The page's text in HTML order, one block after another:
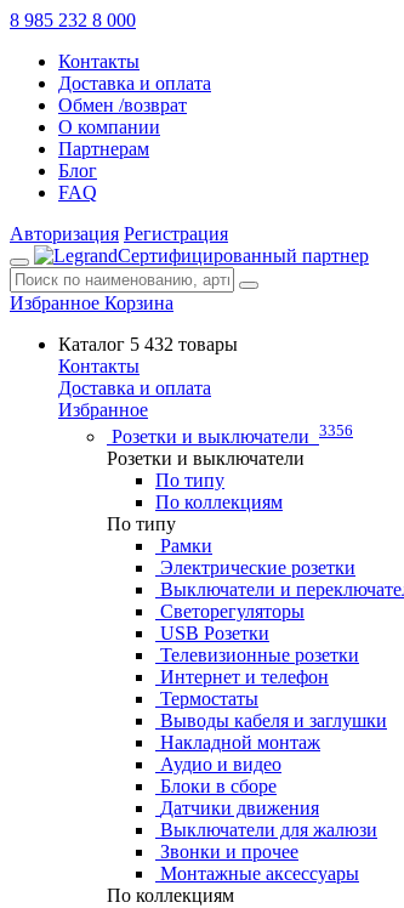
8 985 232 8 000
Контакты
Доставка и оплата
Обмен /возврат
О компании
Партнерам
Блог
FAQ
Авторизация Регистрация
Сертифицированный партнер
Избранное Корзина
Каталог 5 432 товары
Контакты
Доставка и оплата
Избранное
Розетки и выключатели 3356
Розетки и выключатели
По типу
По коллекциям
По типу
Рамки
Электрические розетки
Выключатели и
Светорегуляторы
USB Розетки
Телевизионные розетки
Интернет и телефон
Термостаты
Выводы кабеля и заглушки
Накладной монтаж
Аудио и видео
Блоки в сборе
Датчики движения
Выключатели для жалюзи
Звонки и прочее
Монтажные аксессуары
По коллекциям